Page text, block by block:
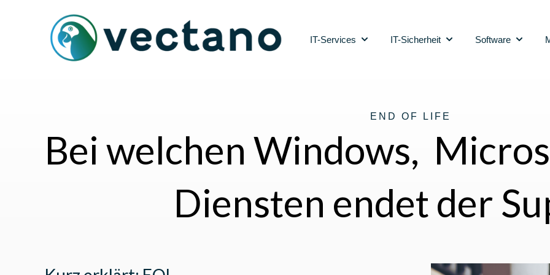
IT-Services
Show submenu for IT-Services
IT-Sicherheit
Show submenu for IT-
Software
Show
END OF LIFE
Bei welchen Windows,
Diensten endet der